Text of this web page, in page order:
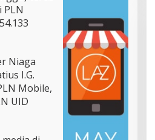
Niaga
I.G.
Mobile,
UID
Yulius Selvanus Perkuat
Kesehatan Sulut,
Unit Hemodialisis dan
RSUD Bitung Naik Tipe C
Juli 12, 2026